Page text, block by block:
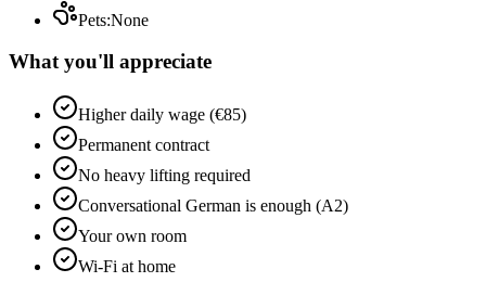
Pets:None
What you'll appreciate
Higher daily wage (€85)
Permanent contract
No heavy lifting required
Conversational German is enough (A2)
Your own room
Wi-Fi at home